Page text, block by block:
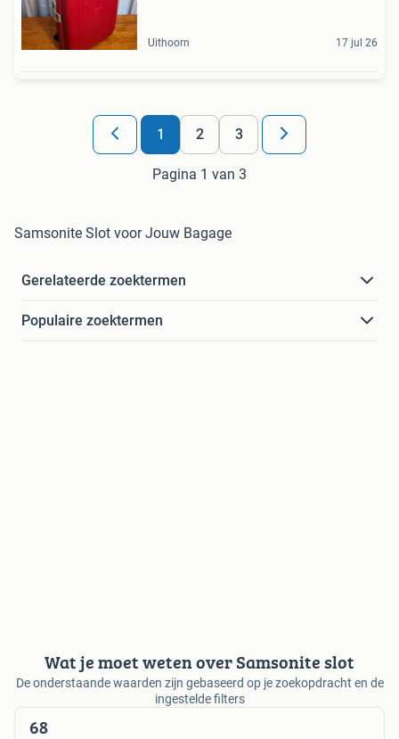
Uithoorn 17 jul 26
1 2 3
Pagina 1 van 3
Samsonite Slot voor Jouw Bagage
Gerelateerde zoektermen
Populaire zoektermen
Wat je moet weten over Samsonite slot
De onderstaande waarden zijn gebaseerd op je zoekopdracht en de
ingestelde filters
68